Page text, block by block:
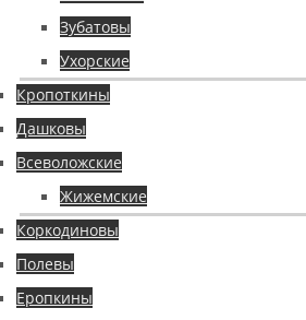
Зубатовы
Ухорские
Кропоткины
Дашковы
Всеволожские
Жижемские
Коркодиновы
Полевы
Еропкины